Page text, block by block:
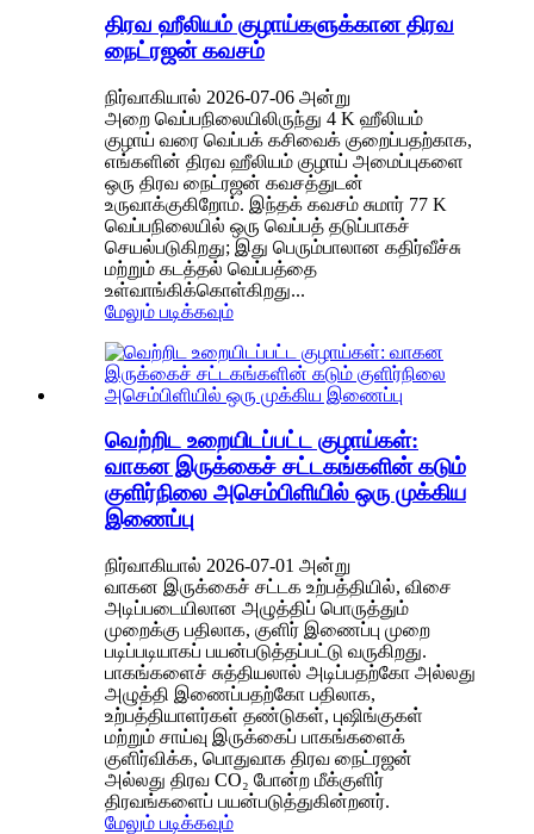
திரவ ஹீலியம் குழாய்களுக்கான திரவ
நைட்ரஜன் கவசம்
நிர்வாகியால் 2026-07-06 அன்று
அறை வெப்பநிலையிலிருந்து 4 K ஹீலியம்
குழாய் வரை வெப்பக் கசிவைக் குறைப்பதற்காக,
எங்களின் திரவ ஹீலியம் குழாய் அமைப்புகளை
ஒரு திரவ நைட்ரஜன் கவசத்துடன்
உருவாக்குகிறோம். இந்தக் கவசம் சுமார் 77 K
வெப்பநிலையில் ஒரு வெப்பத் தடுப்பாகச்
செயல்படுகிறது; இது பெரும்பாலான கதிர்வீச்சு
மற்றும் கடத்தல் வெப்பத்தை
உள்வாங்கிக்கொள்கிறது...
மேலும் படிக்கவும்
வெற்றிட உறையிடப்பட்ட குழாய்கள்:
வாகன இருக்கைச் சட்டகங்களின் கடும்
குளிர்நிலை அசெம்பிளியில் ஒரு முக்கிய
இணைப்பு
நிர்வாகியால் 2026-07-01 அன்று
வாகன இருக்கைச் சட்டக உற்பத்தியில், விசை
அடிப்படையிலான அழுத்திப் பொருத்தும்
முறைக்கு பதிலாக, குளிர் இணைப்பு முறை
படிப்படியாகப் பயன்படுத்தப்பட்டு வருகிறது.
பாகங்களைச் சுத்தியலால் அடிப்பதற்கோ அல்லது
அழுத்தி இணைப்பதற்கோ பதிலாக,
உற்பத்தியாளர்கள் தண்டுகள், புஷிங்குகள்
மற்றும் சாய்வு இருக்கைப் பாகங்களைக்
குளிர்விக்க, பொதுவாக திரவ நைட்ரஜன்
அல்லது திரவ CO₂ போன்ற மீக்குளிர்
திரவங்களைப் பயன்படுத்துகின்றனர்.
மேலும் படிக்கவும்